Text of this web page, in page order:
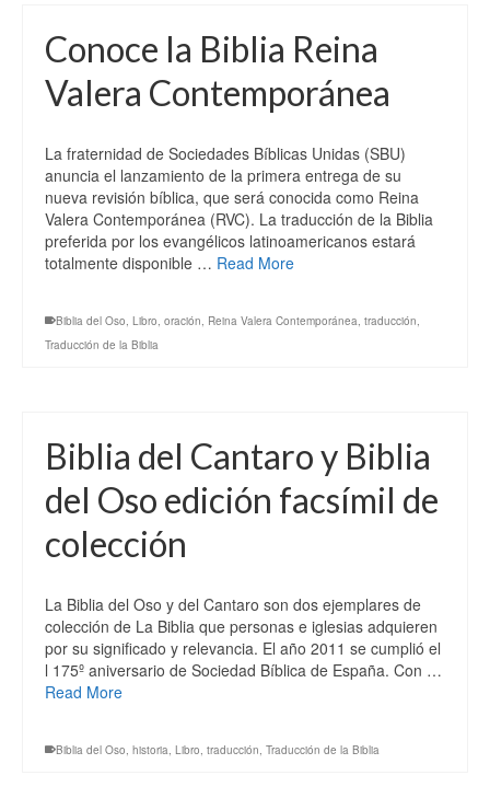
Conoce la Biblia Reina
Valera Contemporánea
La fraternidad de Sociedades Bíblicas Unidas (SBU)
anuncia el lanzamiento de la primera entrega de su
nueva revisión bíblica, que será conocida como Reina
Valera Contemporánea (RVC). La traducción de la Biblia
preferida por los evangélicos latinoamericanos estará
totalmente disponible … Read More
Biblia del Oso Libro oración Reina Valera Contemporánea traducción
Traducción de la Biblia
Biblia del Cantaro y Biblia
del Oso edición facsímil de
colección
La Biblia del Oso y del Cantaro son dos ejemplares de
colección de La Biblia que personas e iglesias adquieren
por su significado y relevancia. El año 2011 se cumplió el
l 175º aniversario de Sociedad Bíblica de España. Con …
Read More
Biblia del Oso historia Libro traducción Traducción de la Biblia